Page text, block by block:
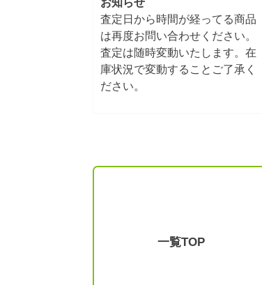
査定日から時間が経ってる商品
は再度お問い合わせください。
査定は随時変動いたします。在
庫状況で変動することご了承く
ださい。
一覧TOP